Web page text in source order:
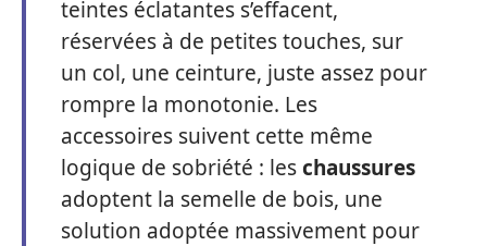
teintes éclatantes s’effacent,
réservées à de petites touches, sur
un col, une ceinture, juste assez pour
rompre la monotonie. Les
accessoires suivent cette même
logique de sobriété : leschaussures
adoptent la semelle de bois, une
solution adoptée massivement pour